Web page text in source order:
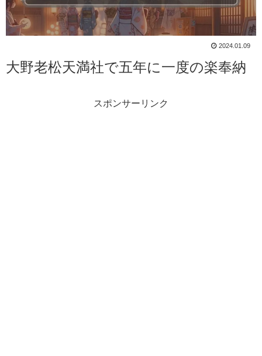
2024.01.09
大野老松天満社で五年に一度の楽奉納
スポンサーリンク